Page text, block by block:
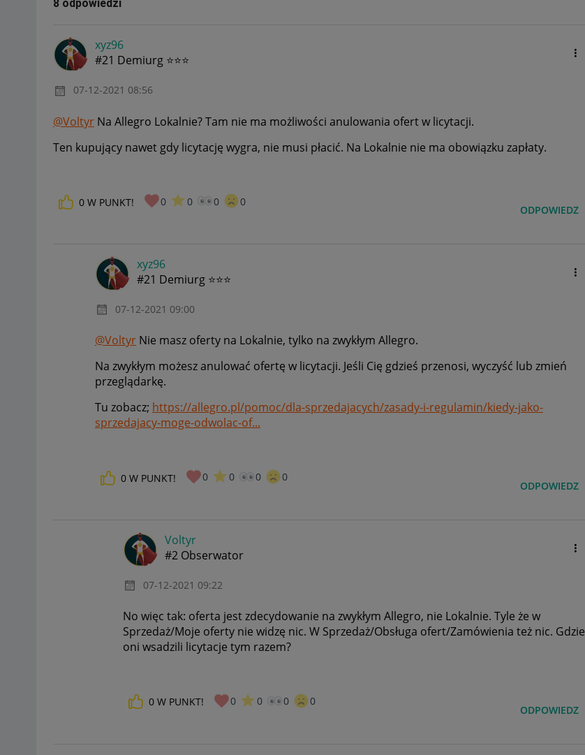
8 odpowiedzi
xyz96
#21 Demiurg ⭐⭐⭐
‎07-12-2021 08:56
@Voltyr Na Allegro Lokalnie? Tam nie ma możliwości anulowania ofert w licytacji.
Ten kupujący nawet gdy licytację wygra, nie musi płacić. Na Lokalnie nie ma obowiązku zapłaty.
0 W PUNKT! 0 0 0 0
ODPOWIEDZ
xyz96
#21 Demiurg ⭐⭐⭐
‎07-12-2021 09:00
@Voltyr Nie masz oferty na Lokalnie, tylko na zwykłym Allegro.
Na zwykłym możesz anulować ofertę w licytacji. Jeśli Cię gdzieś przenosi, wyczyść lub zmień
przeglądarkę.
Tu zobacz; https://allegro.pl/pomoc/dla-sprzedajacych/zasady-i-regulamin/kiedy-jako-
sprzedajacy-moge-odwolac-of...
0 W PUNKT! 0 0 0 0
ODPOWIEDZ
Voltyr
#2 Obserwator
‎07-12-2021 09:22
No więc tak: oferta jest zdecydowanie na zwykłym Allegro, nie Lokalnie. Tyle że w
Sprzedaż/Moje oferty nie widzę nic. W Sprzedaż/Obsługa ofert/Zamówienia też nic. Gdzie
oni wsadzili licytacje tym razem?
0 W PUNKT! 0 0 0 0
ODPOWIEDZ